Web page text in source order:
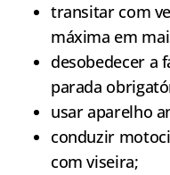
transitar com
máxima em
desobedecer a
parada
usar aparelho
conduzir
com viseira;